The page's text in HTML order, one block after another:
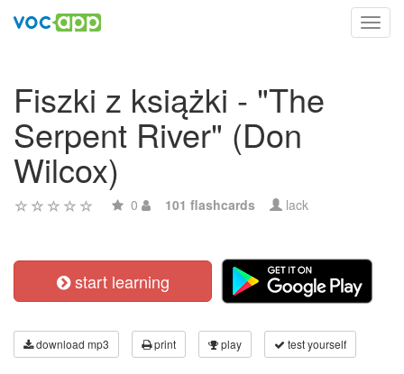
Fiszki z książki - "The
Serpent River" (Don
Wilcox)
0 101 flashcards lack
start learning
download mp3 print play test yourself